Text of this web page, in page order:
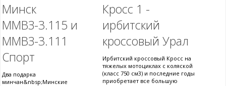
Минск
ММВЗ-3.115 и
ММВЗ-3.111
Спорт
Два подарка
минчан&nbsp;Минские
Кросс 1 -
ирбитский
кроссовый Урал
Ирбитский кроссовый Кросс на
тяжелых мотоциклах с коляской
(класс 750 см3) и последние годы
приобретает все большую